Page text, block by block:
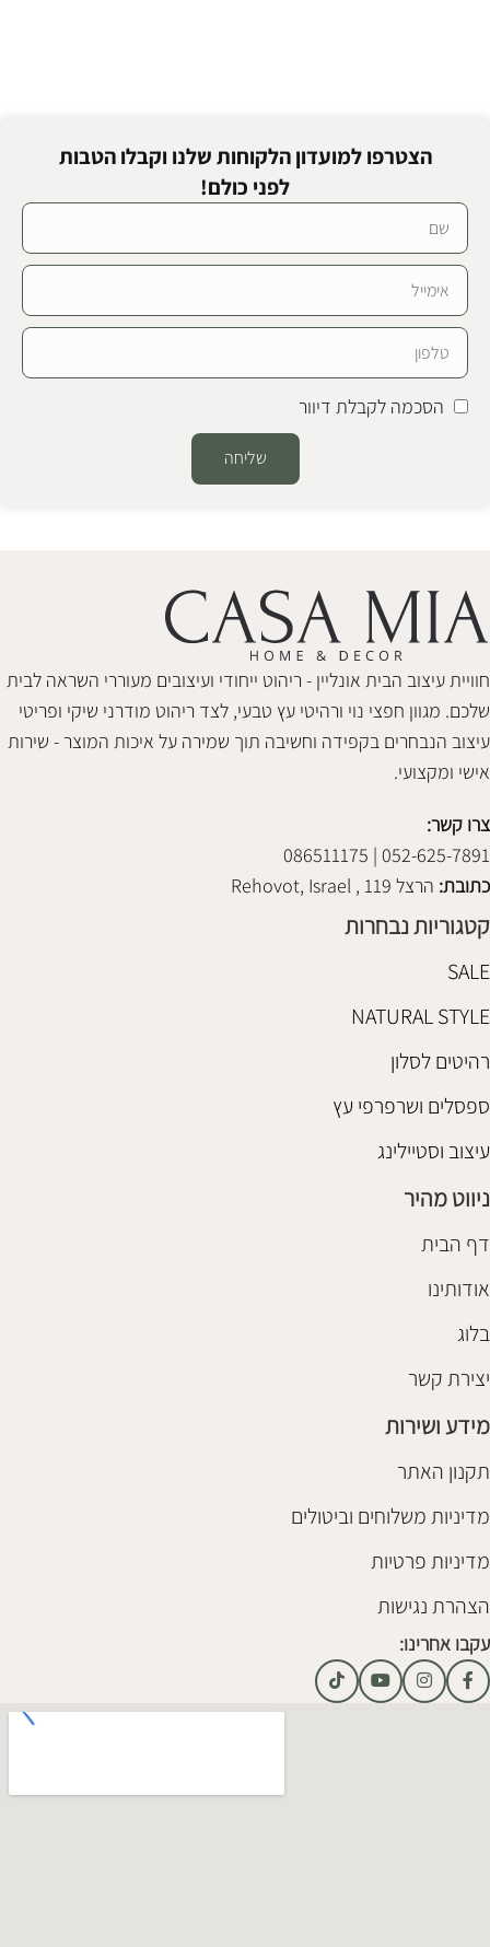
הצטרפו למועדון הלקוחות שלנו וקבלו הטבות
לפני כולם!
הסכמה לקבלת דיוור
שליחה
חוויית עיצוב הבית אונליין - ריהוט ייחודי ועיצובים מעוררי השראה לבית
שלכם. מגוון חפצי נוי ורהיטי עץ טבעי, לצד ריהוט מודרני שיקי ופריטי
עיצוב הנבחרים בקפידה וחשיבה תוך שמירה על איכות המוצר - שירות
אישי ומקצועי.
צרו קשר:
052-625-7891 | 086511175
כתובת: הרצל 119 , Rehovot, Israel
קטגוריות נבחרות
SALE
NATURAL STYLE
רהיטים לסלון
ספסלים ושרפרפי עץ
עיצוב וסטיילינג
ניווט מהיר
דף הבית
אודותינו
בלוג
יצירת קשר
מידע ושירות
תקנון האתר
מדיניות משלוחים וביטולים
מדיניות פרטיות
הצהרת נגישות
עקבו אחרינו: